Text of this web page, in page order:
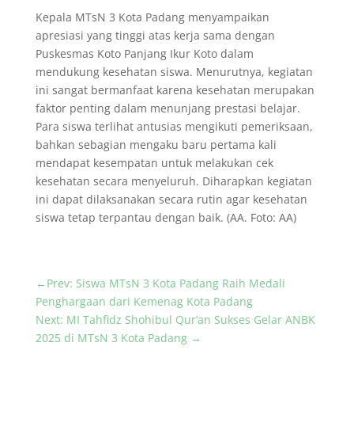
Kepala MTsN 3 Kota Padang menyampaikan
apresiasi yang tinggi atas kerja sama dengan
Puskesmas Koto Panjang Ikur Koto dalam
mendukung kesehatan siswa. Menurutnya, kegiatan
ini sangat bermanfaat karena kesehatan merupakan
faktor penting dalam menunjang prestasi belajar.
Para siswa terlihat antusias mengikuti pemeriksaan,
bahkan sebagian mengaku baru pertama kali
mendapat kesempatan untuk melakukan cek
kesehatan secara menyeluruh. Diharapkan kegiatan
ini dapat dilaksanakan secara rutin agar kesehatan
siswa tetap terpantau dengan baik. (AA. Foto: AA)
← Prev: Siswa MTsN 3 Kota Padang Raih Medali
Penghargaan dari Kemenag Kota Padang
Next: MI Tahfidz Shohibul Qur’an Sukses Gelar ANBK
2025 di MTsN 3 Kota Padang→